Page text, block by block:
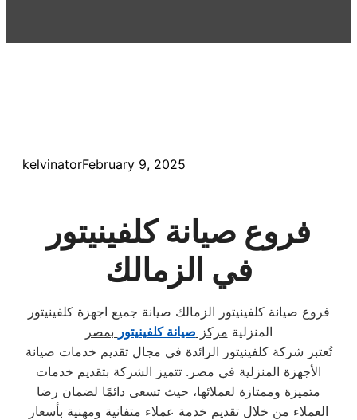
kelvinatorFebruary 9, 2025
فروع صيانة كلفينيتور
في الزمالك
فروع صيانة كلفينيتور الزمالك صيانة جميع اجهزة كلفينيتور
المنزلية مركز صيانة كلفينيتور بمصر
تُعتبر شركة كلفينيتور الرائدة في مجال تقديم خدمات صيانة
الأجهزة المنزلية في مصر. تتميز الشركة بتقديم خدمات
متميزة وممتازة لعملائها، حيث تسعى دائمًا لضمان رضا
العملاء من خلال تقديم خدمة عملاء متفانية ومهنية بأسعار